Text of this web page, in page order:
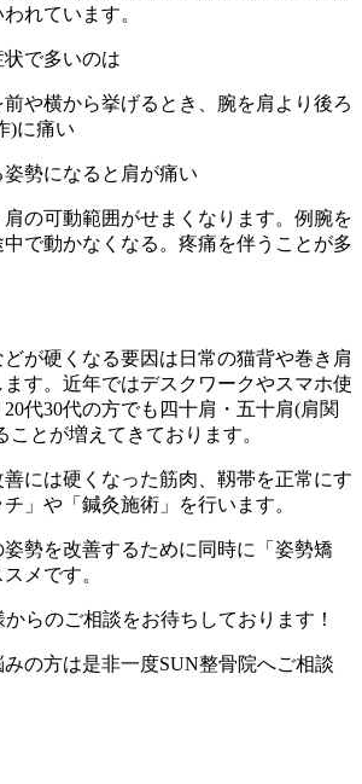
れています。
で多いのは
前や横から挙げるとき、腕を肩より後ろ
)に痛い
姿勢になると肩が痛い
肩の可動範囲がせまくなります。例腕を
で動かなくなる。疼痛を伴うことが多
が硬くなる要因は日常の猫背や巻き肩
す。近年ではデスクワークやスマホ使
代30代の方でも四十肩・五十肩(肩関
とが増えてきております。
には硬くなった筋肉、靱帯を正常にす
」や「鍼灸施術」を行います。
勢を改善するために同時に「姿勢矯
メです。
らのご相談をお待ちしております！
の方は是非一度SUN整骨院へご相談